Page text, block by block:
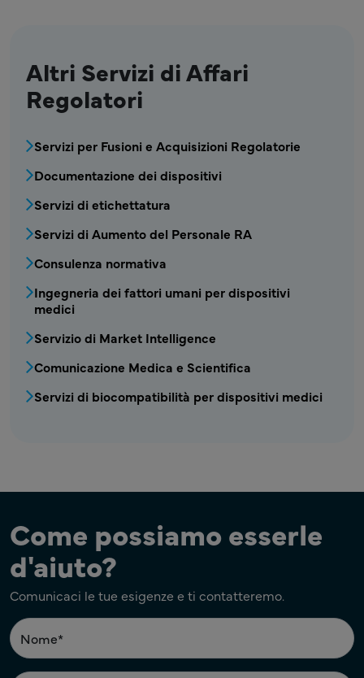
Altri Servizi di Affari
Regolatori
MDV - Servizi di Affari Regolatori blocco
Servizi per Fusioni e Acquisizioni Regolatorie
Documentazione dei dispositivi
Servizi di etichettatura
Servizi di Aumento del Personale RA
Consulenza normativa
Ingegneria dei fattori umani per dispositivi
medici
Servizio di Market Intelligence
Comunicazione Medica e Scientifica
Servizi di biocompatibilità per dispositivi medici
Come possiamo esserle
d'aiuto?
Comunicaci le tue esigenze e ti contatteremo.